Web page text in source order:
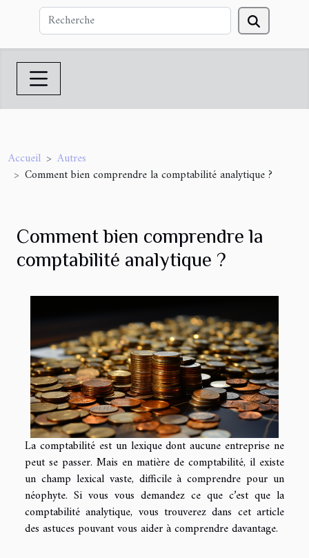
Accueil
Autres
Comment bien comprendre la comptabilité analytique ?
Comment bien comprendre la
comptabilité analytique ?
La comptabilité est un lexique dont aucune entreprise ne
peut se passer. Mais en matière de comptabilité, il existe
un champ lexical vaste, difficile à comprendre pour un
néophyte. Si vous vous demandez ce que c’est que la
comptabilité analytique, vous trouverez dans cet article
des astuces pouvant vous aider à comprendre davantage.